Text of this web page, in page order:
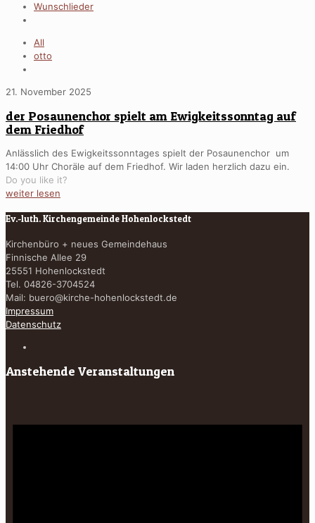
Wunschlieder
All
otto
21. November 2025
der Posaunenchor spielt am Ewigkeitssonntag auf
dem Friedhof
Anlässlich des Ewigkeitssonntages spielt der Posaunenchor um
14:00 Uhr Choräle auf dem Friedhof. Wir laden herzlich dazu ein.
Do you like it?
weiter lesen
Ev.-luth. Kirchengemeinde Hohenlockstedt
Kirchenbüro + neues Gemeindehaus
Finnische Allee 29
25551 Hohenlockstedt
Tel. 04826-3704524
Mail: buero@kirche-hohenlockstedt.de
Impressum
Datenschutz
Anstehende Veranstaltungen